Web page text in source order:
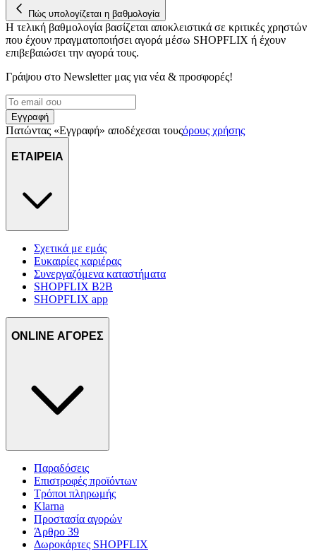
διαφημίσεων και περιεχομένου, τις μετρήσεις σχετικά με
διαφημίσεις και περιεχόμενο, την καλύτερη εικόνα του κοινού
μας και την ανάπτυξη προϊόντων. Επίσης, κοινοποιούμε
πληροφορίες σχετικά με την από μέρους σας χρήση της
τοποθεσίας μας στους συνεργάτες μέσων κοινωνικής
δικτύωσης, διαφημίσεων και ανάλυσης.
Πώς υπολογίζεται η βαθμολογία
Η τελική βαθμολογία βασίζεται αποκλειστικά σε κριτικές χρηστών
που έχουν πραγματοποιήσει αγορά μέσω SHOPFLIX ή έχουν
επιβεβαιώσει την αγορά τους.
Γράψου στο Νewsletter μας για νέα & προσφορές!
Εγγραφή
Πατώντας «Εγγραφή» αποδέχεσαι τουςόρους χρήσης
ΕΤΑΙΡΕΙΑ
Σχετικά με εμάς
Ευκαιρίες καριέρας
Συνεργαζόμενα καταστήματα
SHOPFLIX B2B
SHOPFLIX app
ONLINE ΑΓΟΡΕΣ
Παραδόσεις
Επιστροφές προϊόντων
Τρόποι πληρωμής
Klarna
Προστασία αγορών
Άρθρο 39
Δωροκάρτες SHOPFLIX